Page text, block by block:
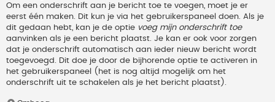
Om een onderschrift aan je bericht toe te voegen, moet je er
eerst één maken. Dit kun je via het gebruikerspaneel doen. Als je
dit gedaan hebt, kan je de optie voeg mijn onderschrift toe
aanvinken als je een bericht plaatst. Je kan er ook voor zorgen
dat je onderschrift automatisch aan ieder nieuw bericht wordt
toegevoegd. Dit doe je door de bijhorende optie te activeren in
het gebruikerspaneel (het is nog altijd mogelijk om het
onderschrift uit te schakelen als je het bericht plaatst).